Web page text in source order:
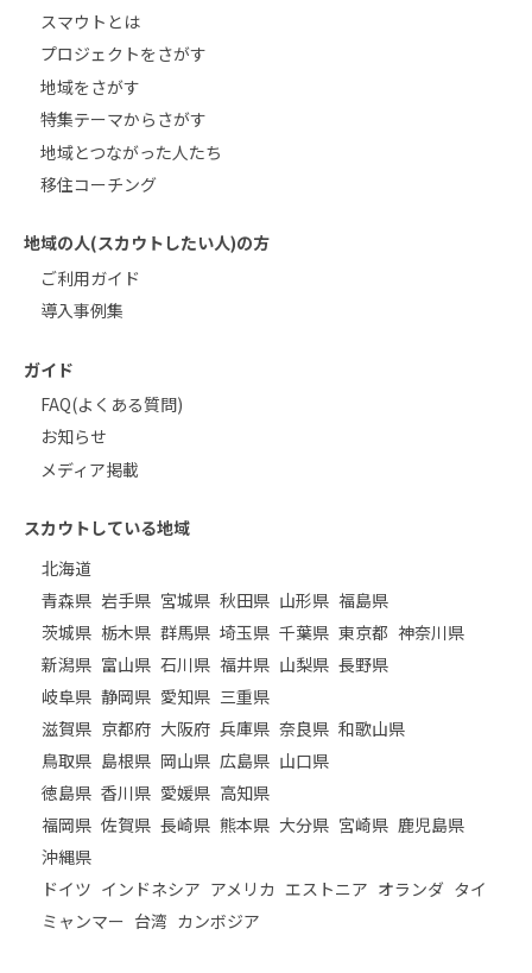
スマウトとは
プロジェクトをさがす
地域をさがす
特集テーマからさがす
地域とつながった人たち
移住コーチング
地域の人(スカウトしたい人)の方
ご利用ガイド
導入事例集
ガイド
FAQ(よくある質問)
お知らせ
メディア掲載
スカウトしている地域
北海道
青森県 岩手県 宮城県 秋田県 山形県 福島県
茨城県 栃木県 群馬県 埼玉県 千葉県 東京都 神奈川県
新潟県 富山県 石川県 福井県 山梨県 長野県
岐阜県 静岡県 愛知県 三重県
滋賀県 京都府 大阪府 兵庫県 奈良県 和歌山県
鳥取県 島根県 岡山県 広島県 山口県
徳島県 香川県 愛媛県 高知県
福岡県 佐賀県 長崎県 熊本県 大分県 宮崎県 鹿児島県
沖縄県
ドイツ インドネシア アメリカ エストニア オランダ タイ
ミャンマー 台湾 カンボジア